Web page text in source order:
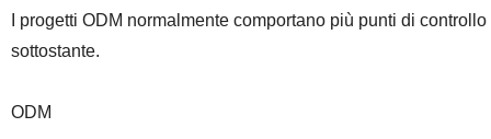
I progetti ODM normalmente comportano più punti di
sottostante.
ODM